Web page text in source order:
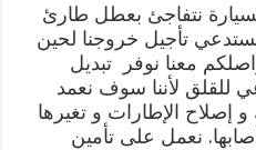
نتفاجئ بعطل طارئ
تأجيل خروجنا لحين
معنا نوفر تبديل
للقلق لأننا سوف نعمد
إصلاح الإطارات و تغيرها
نعمل على تأمين